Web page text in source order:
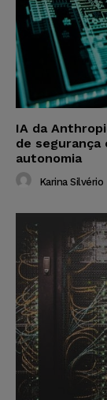
IA da
de segurança
autonomia
Karina Silvério